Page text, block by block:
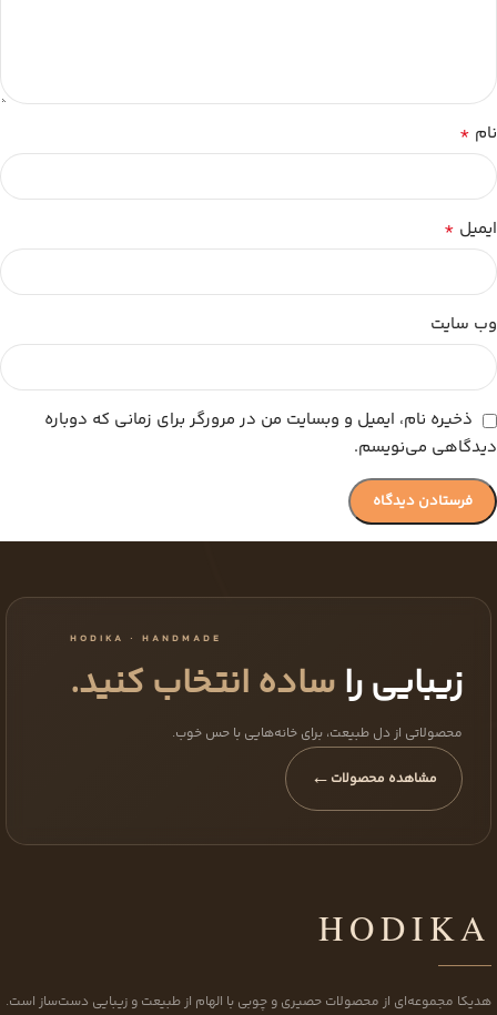
نام *
ایمیل *
وب‌ سایت
ذخیره نام، ایمیل و وبسایت من در مرورگر برای زمانی که دوباره
دیدگاهی می‌نویسم.
HODIKA · HANDMADE
زیبایی را ساده انتخاب کنید.
محصولاتی از دل طبیعت، برای خانه‌هایی با حس خوب.
مشاهده محصولات ←
HODIKA
هدیکا مجموعه‌ای از محصولات حصیری و چوبی با الهام از طبیعت و زیبایی دست‌ساز است.